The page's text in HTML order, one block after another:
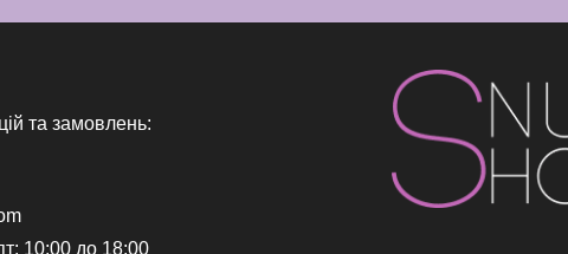
та замовлень:
10:00 до 18:00